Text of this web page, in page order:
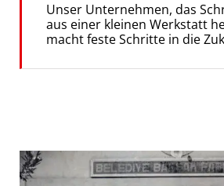
Unser Unternehmen, das
aus einer kleinen Werkstatt
macht feste Schritte in die